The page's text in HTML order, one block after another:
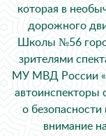
которая в
дорожного
Школы №56
зрителями
МУ МВД России
автоинспекторы
о
внимание